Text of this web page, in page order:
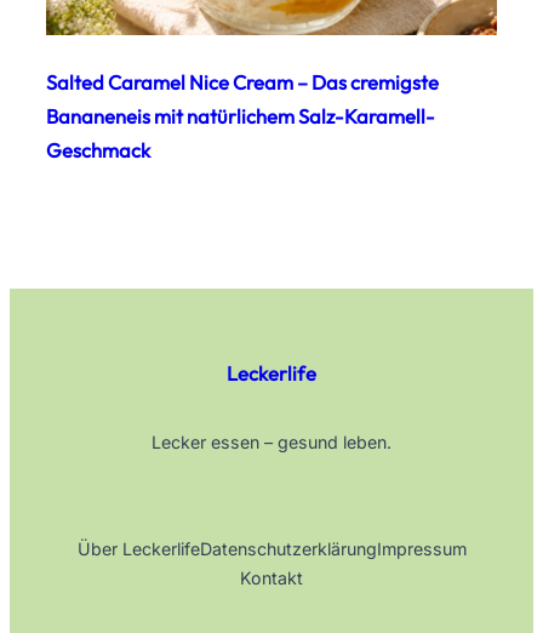
Salted Caramel Nice Cream – Das cremigste
Bananeneis mit natürlichem Salz-Karamell-
Geschmack
Leckerlife
Lecker essen – gesund leben.
Über LeckerlifeDatenschutzerklärungImpressum
Kontakt